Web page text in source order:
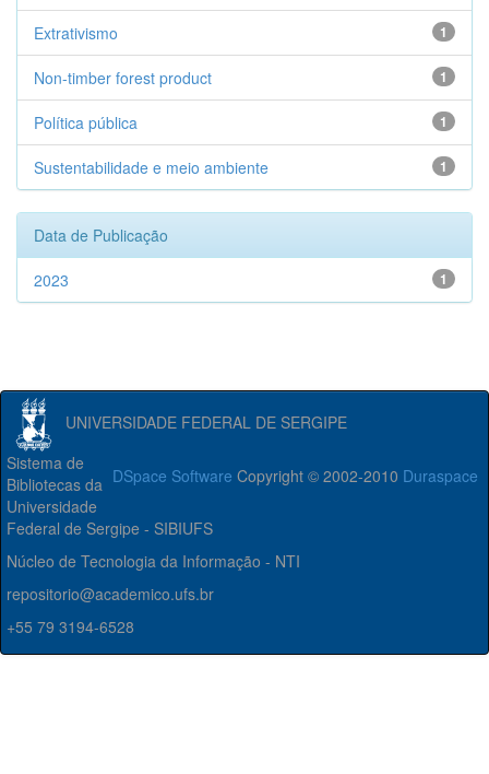
1
Extrativismo
1
Non-timber forest product
1
Política pública
1
Sustentabilidade e meio ambiente
Data de Publicação
1
2023
UNIVERSIDADE FEDERAL DE SERGIPE
DSpace Software Copyright © 2002-2010 Duraspace
Sistema de
Bibliotecas da
Universidade
Federal de Sergipe - SIBIUFS
Núcleo de Tecnologia da Informação - NTI
repositorio@academico.ufs.br
+55 79 3194-6528